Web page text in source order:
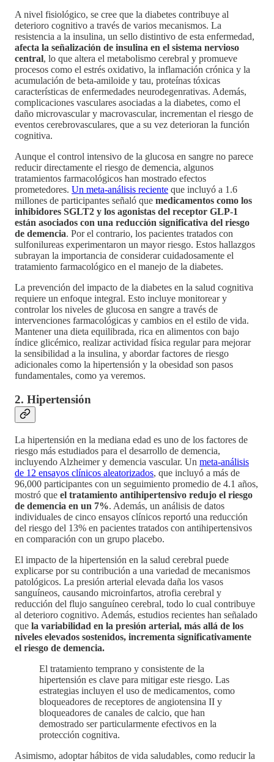
A nivel fisiológico, se cree que la diabetes contribuye al
deterioro cognitivo a través de varios mecanismos. La
resistencia a la insulina, un sello distintivo de esta enfermedad,
afecta la señalización de insulina en el sistema nervioso
central, lo que altera el metabolismo cerebral y promueve
procesos como el estrés oxidativo, la inflamación crónica y la
acumulación de beta-amiloide y tau, proteínas tóxicas
características de enfermedades neurodegenrativas. Además,
complicaciones vasculares asociadas a la diabetes, como el
daño microvascular y macrovascular, incrementan el riesgo de
eventos cerebrovasculares, que a su vez deterioran la función
cognitiva.
Aunque el control intensivo de la glucosa en sangre no parece
reducir directamente el riesgo de demencia, algunos
tratamientos farmacológicos han mostrado efectos
prometedores. Un meta-análisis reciente que incluyó a 1.6
millones de participantes señaló que medicamentos como los
inhibidores SGLT2 y los agonistas del receptor GLP-1
están asociados con una reducción significativa del riesgo
de demencia. Por el contrario, los pacientes tratados con
sulfonilureas experimentaron un mayor riesgo. Estos hallazgos
subrayan la importancia de considerar cuidadosamente el
tratamiento farmacológico en el manejo de la diabetes.
La prevención del impacto de la diabetes en la salud cognitiva
requiere un enfoque integral. Esto incluye monitorear y
controlar los niveles de glucosa en sangre a través de
intervenciones farmacológicas y cambios en el estilo de vida.
Mantener una dieta equilibrada, rica en alimentos con bajo
índice glicémico, realizar actividad física regular para mejorar
la sensibilidad a la insulina, y abordar factores de riesgo
adicionales como la hipertensión y la obesidad son pasos
fundamentales, como ya veremos.
2. Hipertensión
La hipertensión en la mediana edad es uno de los factores de
riesgo más estudiados para el desarrollo de demencia,
incluyendo Alzheimer y demencia vascular. Un meta-análisis
de 12 ensayos clínicos aleatorizados, que incluyó a más de
96,000 participantes con un seguimiento promedio de 4.1 años,
mostró que el tratamiento antihipertensivo redujo el riesgo
de demencia en un 7%. Además, un análisis de datos
individuales de cinco ensayos clínicos reportó una reducción
del riesgo del 13% en pacientes tratados con antihipertensivos
en comparación con un grupo placebo.
El impacto de la hipertensión en la salud cerebral puede
explicarse por su contribución a una variedad de mecanismos
patológicos. La presión arterial elevada daña los vasos
sanguíneos, causando microinfartos, atrofia cerebral y
reducción del flujo sanguíneo cerebral, todo lo cual contribuye
al deterioro cognitivo. Además, estudios recientes han señalado
que la variabilidad en la presión arterial, más allá de los
niveles elevados sostenidos, incrementa significativamente
el riesgo de demencia.
El tratamiento temprano y consistente de la
hipertensión es clave para mitigar este riesgo. Las
estrategias incluyen el uso de medicamentos, como
bloqueadores de receptores de angiotensina II y
bloqueadores de canales de calcio, que han
demostrado ser particularmente efectivos en la
protección cognitiva.
Asimismo, adoptar hábitos de vida saludables, como reducir la